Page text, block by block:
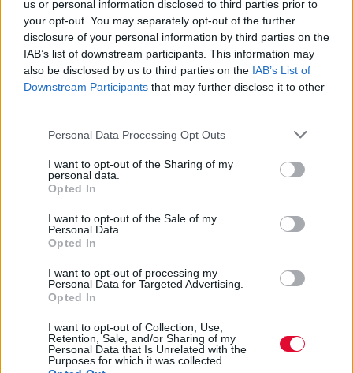
us or personal information disclosed to third parties prior to
your opt-out. You may separately opt-out of the further
disclosure of your personal information by third parties on the
IAB’s list of downstream participants. This information may
also be disclosed by us to third parties on the IAB’s List of
Downstream Participants that may further disclose it to other
Personal Data Processing Opt Outs
I want to opt-out of the Sharing of my
personal data.
Opted In
I want to opt-out of the Sale of my
Personal Data.
Opted In
I want to opt-out of processing my
Personal Data for Targeted Advertising.
Opted In
I want to opt-out of Collection, Use,
Retention, Sale, and/or Sharing of my
Personal Data that Is Unrelated with the
Purposes for which it was collected.
Oνειροπαγίδα, Μέντα
Ημερομηνία διεξαγωγής: 6/4/2001
ΔΗΜΉΤΡΗΣ ΓΚΙΏΝΗΣ ΣΥΝΑΥΛΙΕΣ - ΕΛΛΗΝΙΚΑ
Closer
Closer
Χώρος: Moυσική σκηνή Στον Αέρα, Αθήνα